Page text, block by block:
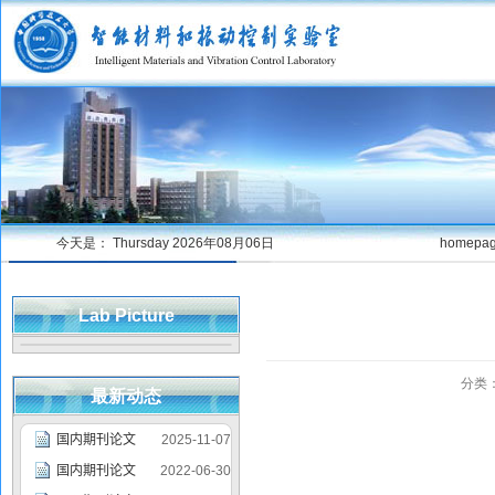
今天是： Thursday 2026年08月06日
Lab Picture
最新动态
分类